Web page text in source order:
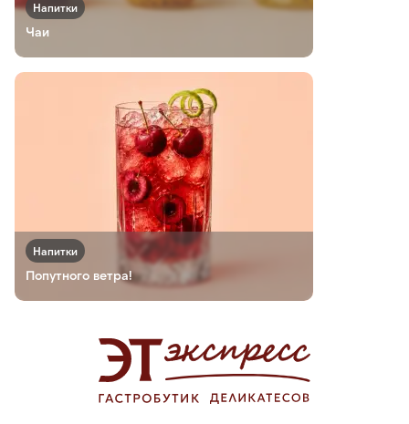
Напитки
Чаи
Напитки
Попутного ветра!